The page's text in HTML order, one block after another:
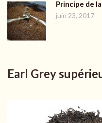
Principe de
juin 23, 2017
Earl Grey